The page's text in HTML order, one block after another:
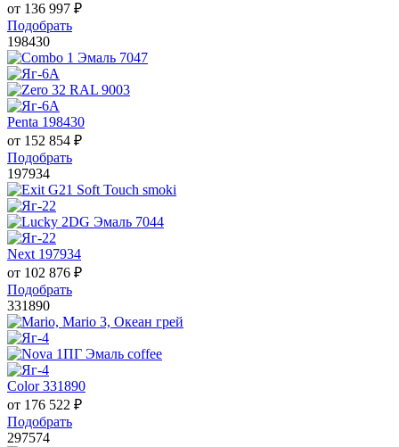
от 136 997 ₽
Подобрать
198430
Penta 198430
от 152 854 ₽
Подобрать
197934
Next 197934
от 102 876 ₽
Подобрать
331890
Color 331890
от 176 522 ₽
Подобрать
297574